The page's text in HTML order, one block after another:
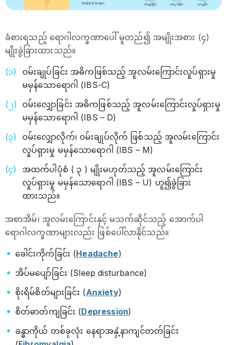
ခံစားရသည့် ရောဂါလက္ခဏာပေါ် မူတည်၍ အမျိုးအစား (၄)
မျိုးခွဲခြားထားသည်။
ဝမ်းချုပ်ခြင်း အဓိကဖြစ်သည့် အူလမ်းကြောင်းလှုပ်ရှားမှု
မမှန်သောရောဂါ (IBS-C)
ဝမ်းလျှောခြင်း အဓိကဖြစ်သည့် အူလမ်းကြောင်းလှုပ်ရှားမှု
မမှန်သောရောဂါ (IBS – D)
ဝမ်းလျှောလိုက်၊ ဝမ်းချုပ်လိုက် ဖြစ်သည့် အူလမ်းကြောင်း
လှုပ်ရှားမှု မမှန်သောရောဂါ (IBS – M)
အထက်ပါပုံစံ ( ၃ ) မျိုးမဟုတ်သည့် အူလမ်းကြောင်း
လှုပ်ရှားမှု မမှန်သောရောဂါ (IBS – U) ဟူ၍ခွဲခြား
ထားသည်။
အစာအိမ်၊ အူလမ်းကြောင်းနှင့် မသက်ဆိုင်သည့် အောက်ပါ
ရောဂါလက္ခဏာများလည်း ဖြစ်ပေါ်လာနိုင်သည်။
ခေါင်းကိုက်ခြင်း (Headache)
အိပ်မပျော်ခြင်း (Sleep disturbance)
စိုးရိမ်စိတ်များခြင်း (Anxiety)
စိတ်ဓာတ်ကျခြင်း (Depression)
ခန္ဓာကိုယ် တစ်ခုလုံး နေရာအနှံ့နာကျင်တတ်ခြင်း